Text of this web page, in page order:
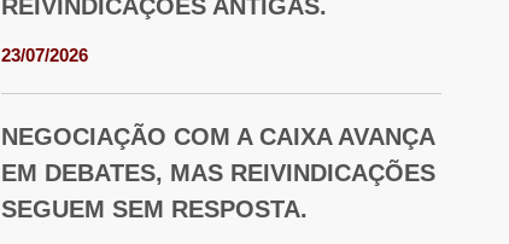
REIVINDICAÇÕES ANTIGAS.
23/07/2026
NEGOCIAÇÃO COM A CAIXA AVANÇA
EM DEBATES, MAS REIVINDICAÇÕES
SEGUEM SEM RESPOSTA.